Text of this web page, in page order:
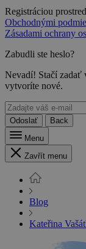
Registráciou
Obchodnými
Zásadami ochrany
Zabudli ste heslo?
Nevadí! Stačí zadať
vytvoríte nové.
Odoslať
Back
Menu
Zavřít menu
Blog
Kateřina